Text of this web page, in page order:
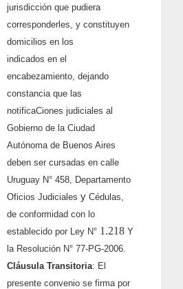
jurisdicción que pudiera
corresponderles, y constituyen
domicilios en los
indicados en el
encabezamiento, dejando
constancia que las
notificaCiones judiciales al
Gobierno de la Ciudad
Autónoma de Buenos Aires
deben ser cursadas en calle
Uruguay N° 458, Departamento
Oficios Judiciales y Cédulas,
de conformidad con lo
establecido por Ley N° 1.218 Y
la Resolución N° 77-PG-2006.
Cláusula Transitoria: El
presente convenio se firma por